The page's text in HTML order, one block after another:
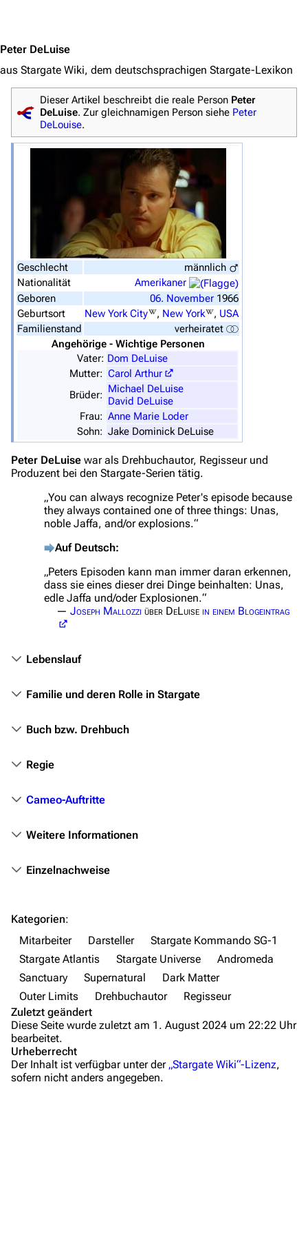
3622 2132
Navigation
Hauptseite
Von A bis Z
Zufälliger Artikel
Spezialseiten
Datei hochladen
Filme und Serien
Überblick
Stargate SG-1
Stargate Atlantis
Stargate Universe
Stargate Origins
Stargate Infinity
Filme
Das Stargate-Universum
Orte
Kommerzielles
Mitmachen
Autorenportal
FAQ
Wiki-Diskussion
Anfragen
Administrations-Übersicht
Löschantrag
Vandalismus melden
Peter DeLuise
aus Stargate Wiki, dem deutschsprachigen Stargate-Lexikon
Dieser Artikel beschreibt die reale Person Peter
DeLuise. Zur gleichnamigen Person siehe Peter
DeLouise.
Geschlecht
männlich
Nationalität
Amerikaner
Geboren
06. November 1966
Geburtsort
New York City , New York , USA
Familienstand
verheiratet
Angehörige - Wichtige Personen
Vater: Dom DeLuise
Mutter: Carol Arthur
Brüder: Michael DeLuise
David DeLuise
Frau: Anne Marie Loder
Sohn: Jake Dominick DeLuise
Peter DeLuise war als Drehbuchautor, Regisseur und
Produzent bei den Stargate-Serien tätig.
„You can always recognize Peter's episode because
they always contained one of three things: Unas,
noble Jaffa, and/or explosions.“
Auf Deutsch:
„Peters Episoden kann man immer daran erkennen,
dass sie eines dieser drei Dinge beinhalten: Unas,
edle Jaffa und/oder Explosionen.“
— Joseph Mallozzi über DeLuise in einem Blogeintrag
Lebenslauf
Familie und deren Rolle in Stargate
Buch bzw. Drehbuch
Regie
Cameo-Auftritte
Weitere Informationen
Einzelnachweise
Lebenslauf
Familie und deren Rolle in Stargate
Kategorien:
Mitarbeiter
Darsteller
Stargate Kommando SG-1
Stargate Atlantis
Stargate Universe
Andromeda
Sanctuary
Supernatural
Dark Matter
Outer Limits
Drehbuchautor
Regisseur
Zuletzt geändert
Diese Seite wurde zuletzt am 1. August 2024 um 22:22 Uhr
bearbeitet.
Urheberrecht
Der Inhalt ist verfügbar unter der „Stargate Wiki“-Lizenz,
sofern nicht anders angegeben.